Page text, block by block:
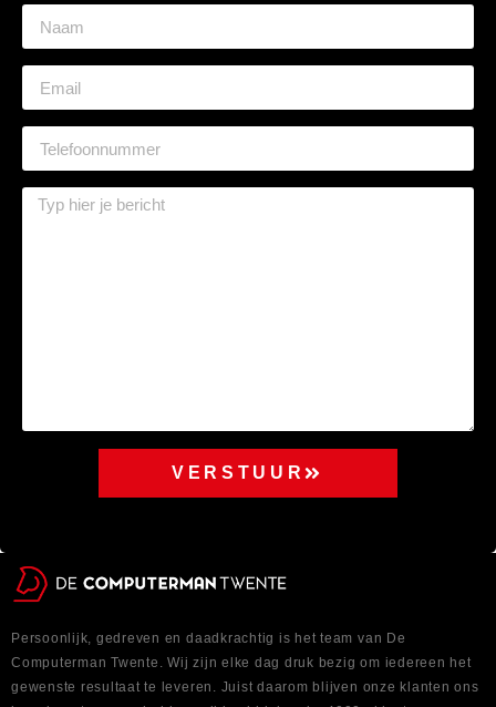
VERSTUUR
Persoonlijk, gedreven en daadkrachtig is het team van De
Computerman Twente. Wij zijn elke dag druk bezig om iedereen het
gewenste resultaat te leveren. Juist daarom blijven onze klanten ons